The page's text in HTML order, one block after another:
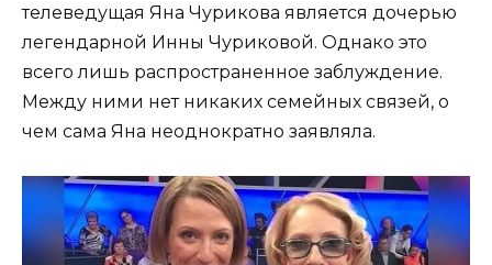
телеведущая Яна Чурикова является дочерью
легендарной Инны Чуриковой. Однако это
всего лишь распространенное заблуждение.
Между ними нет никаких семейных связей, о
чем сама Яна неоднократно заявляла.